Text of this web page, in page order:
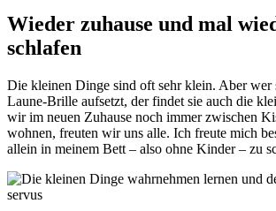
Wieder zuhause und mal
schlafen
Die kleinen Dinge sind oft sehr klein. Aber wer
Laune-Brille aufsetzt, der findet sie auch die
wir im neuen Zuhause noch immer zwischen
wohnen, freuten wir uns alle. Ich freute mich
allein in meinem Bett – also ohne Kinder – zu